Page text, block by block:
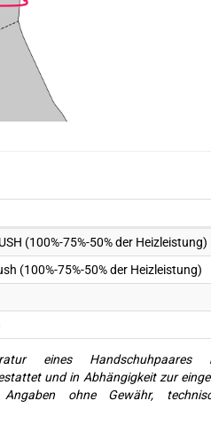
(100%-75%-50% der Heizleistung)
(100%-75%-50% der Heizleistung)
eines
und in Abhängigkeit zur
Angaben ohne Gewähr,